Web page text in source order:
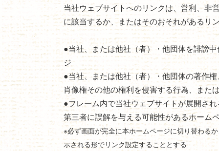
当社ウェブサイトへのリンクは、営利、非
に該当するか、またはそのおそれがあるリ
●当社、または他社（者）・他団体を誹謗
ジ
●当社、または他社（者）・他団体の著作
肖像権その他の権利を侵害する行為、また
●フレーム内で当社ウェブサイトが展開さ
第三者に誤解を与える可能性があるホーム
※必ず画面が完全に本ホームページに切り替わる
示される形でリンク設定することとする